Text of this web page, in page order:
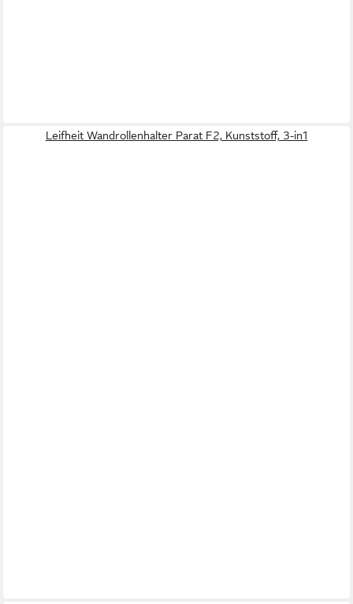
Leifheit Wandrollenhalter Parat F2, Kunststoff, 3-in1